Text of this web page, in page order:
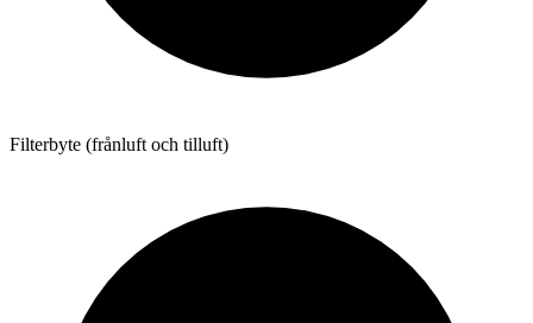
Filterbyte (frånluft och tilluft)